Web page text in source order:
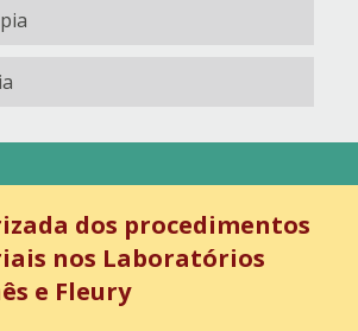
dos procedimentos
nos Laboratórios
e Fleury